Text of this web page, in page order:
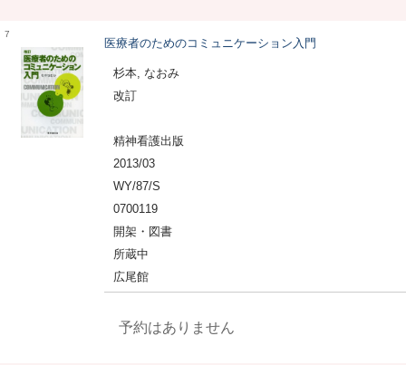
7
医療者のためのコミュニケーション入門
杉本, なおみ
改訂
精神看護出版
2013/03
WY/87/S
0700119
開架・図書
所蔵中
広尾館
予約はありません